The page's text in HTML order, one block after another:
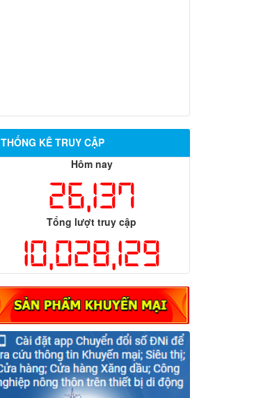
Thông báo điều chỉnh lịch tiếp công
dân của Ban Giám đốc Sở Công Thương
năm 2024
THỐNG KÊ TRUY CẬP
Hôm nay
26,137
Tổng lượt truy cập
10,028,129